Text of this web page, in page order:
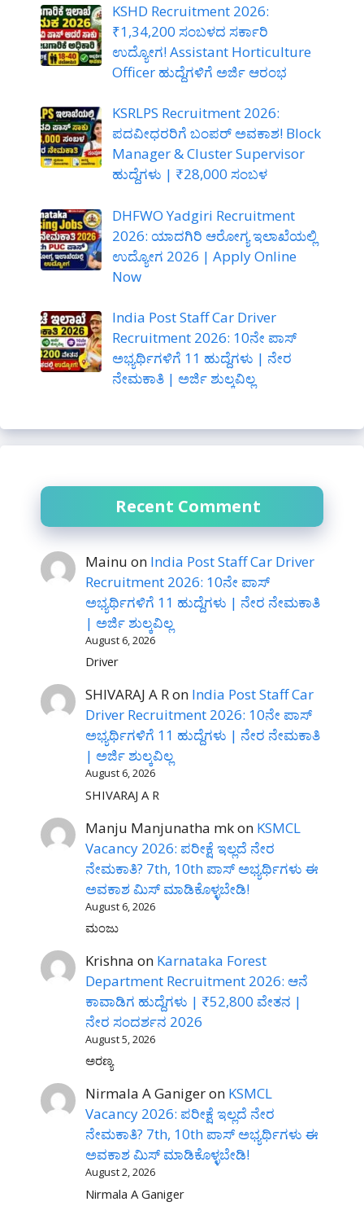
KSHD Recruitment 2026:
₹1,34,200 ಸಂಬಳದ ಸರ್ಕಾರಿ
ಉದ್ಯೋಗ! Assistant Horticulture
Officer ಹುದ್ದೆಗಳಿಗೆ ಅರ್ಜಿ ಆರಂಭ
KSRLPS Recruitment 2026:
ಪದವೀಧರರಿಗೆ ಬಂಪರ್ ಅವಕಾಶ! Block
Manager & Cluster Supervisor
ಹುದ್ದೆಗಳು | ₹28,000 ಸಂಬಳ
DHFWO Yadgiri Recruitment
2026: ಯಾದಗಿರಿ ಆರೋಗ್ಯ ಇಲಾಖೆಯಲ್ಲಿ
ಉದ್ಯೋಗ 2026 | Apply Online
Now
India Post Staff Car Driver
Recruitment 2026: 10ನೇ ಪಾಸ್
ಅಭ್ಯರ್ಥಿಗಳಿಗೆ 11 ಹುದ್ದೆಗಳು | ನೇರ
ನೇಮಕಾತಿ | ಅರ್ಜಿ ಶುಲ್ಕವಿಲ್ಲ
Recent Comment
Mainu on India Post Staff Car Driver
Recruitment 2026: 10ನೇ ಪಾಸ್
ಅಭ್ಯರ್ಥಿಗಳಿಗೆ 11 ಹುದ್ದೆಗಳು | ನೇರ ನೇಮಕಾತಿ
| ಅರ್ಜಿ ಶುಲ್ಕವಿಲ್ಲ
August 6, 2026
Driver
SHIVARAJ A Ron India Post Staff Car
Driver Recruitment 2026: 10ನೇ ಪಾಸ್
ಅಭ್ಯರ್ಥಿಗಳಿಗೆ 11 ಹುದ್ದೆಗಳು | ನೇರ ನೇಮಕಾತಿ
| ಅರ್ಜಿ ಶುಲ್ಕವಿಲ್ಲ
August 6, 2026
SHIVARAJ A R
Manju Manjunatha mkon KSMCL
Vacancy 2026: ಪರೀಕ್ಷೆ ಇಲ್ಲದೆ ನೇರ
ನೇಮಕಾತಿ? 7th, 10th ಪಾಸ್ ಅಭ್ಯರ್ಥಿಗಳು ಈ
ಅವಕಾಶ ಮಿಸ್ ಮಾಡಿಕೊಳ್ಳಬೇಡಿ!
August 6, 2026
ಮಂಜು
Krishna on Karnataka Forest
Department Recruitment 2026: ಆನೆ
ಕಾವಾಡಿಗ ಹುದ್ದೆಗಳು | ₹52,800 ವೇತನ |
ನೇರ ಸಂದರ್ಶನ 2026
August 5, 2026
ಅರಣ್ಯ
Nirmala A Ganigeron KSMCL
Vacancy 2026: ಪರೀಕ್ಷೆ ಇಲ್ಲದೆ ನೇರ
ನೇಮಕಾತಿ? 7th, 10th ಪಾಸ್ ಅಭ್ಯರ್ಥಿಗಳು ಈ
ಅವಕಾಶ ಮಿಸ್ ಮಾಡಿಕೊಳ್ಳಬೇಡಿ!
August 2, 2026
Nirmala A Ganiger